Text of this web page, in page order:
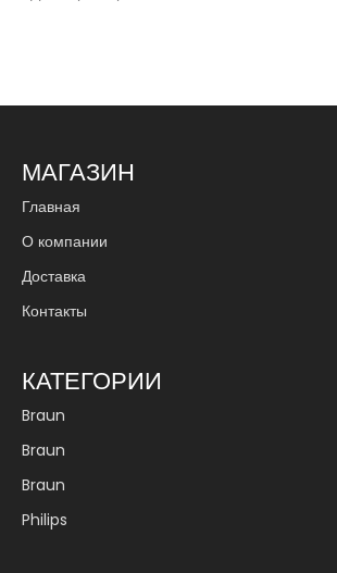
МАГАЗИН
Главная
О компании
Доставка
Контакты
КАТЕГОРИИ
Braun
Braun
Braun
Philips